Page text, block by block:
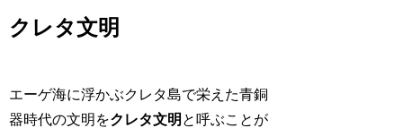
クレタ文明
エーゲ海に浮かぶクレタ島で栄えた青銅
器時代の文明をクレタ文明 と呼ぶことが